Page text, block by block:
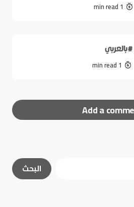
1 min read
#بالعربي
1 min read
Add a
الحقول الإلزاميةالبحث